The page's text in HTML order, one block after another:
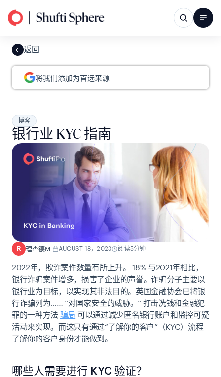
返回
将我们添加为首选来源
博客
银行业 KYC 指南
R 理查德M. AUGUST 18，2023 阅读5分钟
2022年，欺诈案件数量有所上升。18% 与2021年相比，
银行诈骗案件增多，损害了企业的声誉。诈骗分子主要以
银行业为目标，以实现其非法目的。英国金融协会已将银
行诈骗列为…… “对国家安全的威胁。” 打击洗钱和金融犯
罪的一种方法 骗局 可以通过减少匿名银行账户和监控可疑
活动来实现。而这只有通过“了解你的客户”（KYC）流程
了解你的客户身份才能做到。
哪些人需要进行 KYC 验证？